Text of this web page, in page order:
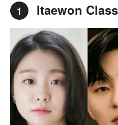
1 Itaewon Class